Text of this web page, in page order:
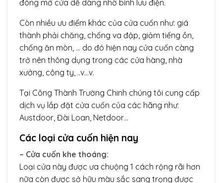
đóng mở cửa dễ dàng nhờ bình lưu điện.
Còn nhiều ưu điểm khác của cửa cuốn như: giá
thành phải chăng, chống va đập, giảm tiếng ồn,
chống ăn mòn, … do đó hiện nay cửa cuốn càng
trở nên thông dụng trong các cửa hàng, nhà
xưởng, công ty, ..v…v.
Tại Công Thành Trường Chinh chúng tôi cung cấp
dịch vụ lắp đặt cửa cuốn của các hãng như:
Austdoor, Đài Loan, Netdoor…
Các loại cửa cuốn hiện nay
– Cửa cuốn khe thoáng:
Loại cửa này được ưa chuộng 1 cách rộng rãi hơn
nữa còn được sở hữu màu sắc sang trọng được